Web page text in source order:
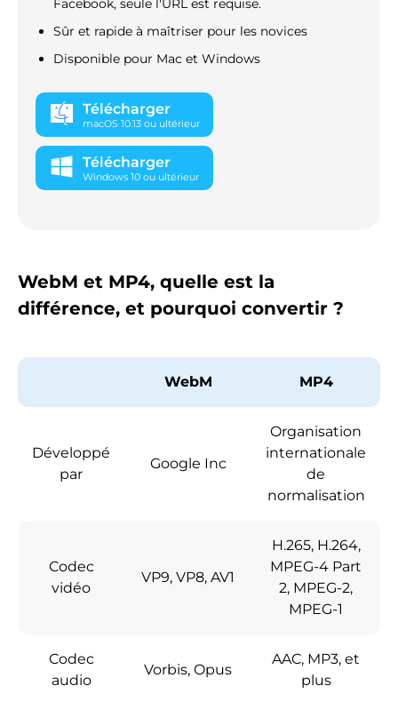
Facebook, seule l'URL est requise.
Sûr et rapide à maîtriser pour les novices
Disponible pour Mac et Windows
Télécharger
macOS 10.13 ou ultérieur
Télécharger
Windows 10 ou ultérieur
WebM et MP4, quelle est la
différence, et pourquoi convertir ?
WebM MP4
Développé
par
Google Inc
Organisation
internationale
de
normalisation
Codec
vidéo
VP9, VP8, AV1
H.265, H.264,
MPEG-4 Part
2, MPEG-2,
MPEG-1
Codec
audio
Vorbis, Opus
AAC, MP3, et
plus